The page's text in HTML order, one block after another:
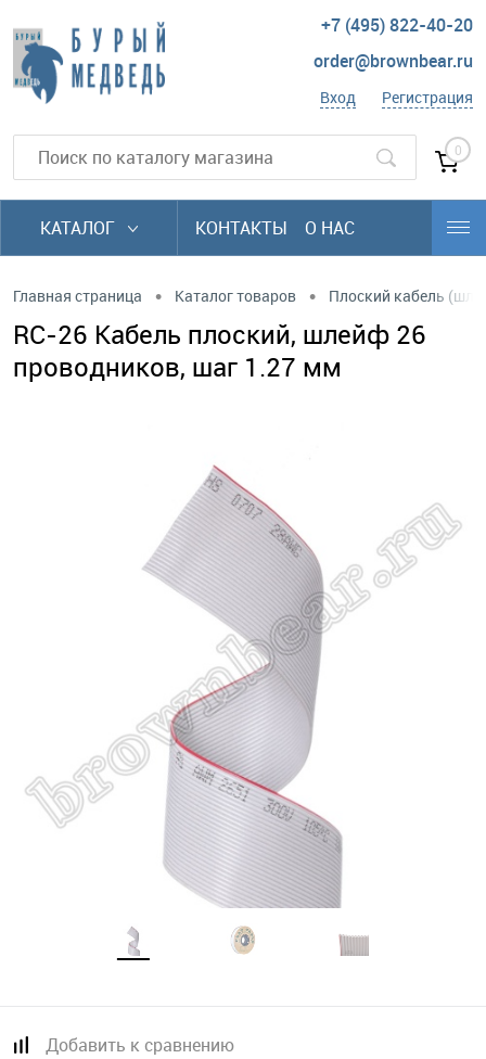
+7 (495) 822-40-20
order@brownbear.ru
Вход Регистрация
0
КАТАЛОГ КОНТАКТЫ О НАС
Главная страница • Каталог товаров • Плоский кабель
RC-26 Кабель плоский, шлейф 26
проводников, шаг 1.27 мм
Добавить к сравнению